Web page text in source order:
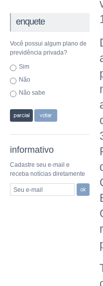
enquete
Você possui algum plano de
previdência privada?
Sim
Não
Não sabe
informativo
Cadastre seu e-mail e
receba notícias diretamente
Seu e-mail